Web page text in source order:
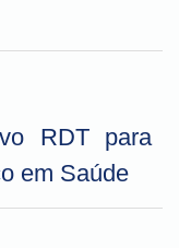
RDT para
em Saúde